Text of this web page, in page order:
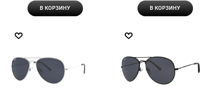
В КОРЗИНУ В КОРЗИНУ